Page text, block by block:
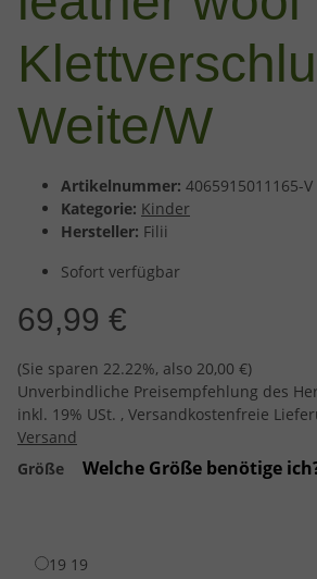
Weite/W
Artikelnummer: 4065915011165-V
Kategorie: Kinder
Hersteller: Filii
Sofort verfügbar
69,99 €
(Sie sparen 22.22%, also 20,00 €)
Unverbindliche Preisempfehlung des
inkl. 19% USt. , Versandkostenfreie
Versand
Größe
Welche Größe benötige
19 19